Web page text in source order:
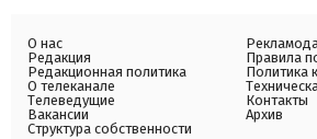
О нас
Редакция
Редакционная политика
О телеканале
Телеведущие
Вакансии
Структура собственности
Правила
Политика
Контакты
Архив